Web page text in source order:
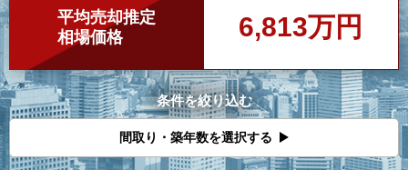
平均売却推定
相場価格
6,813万円
条件を絞り込む
間取り・築年数を選択する